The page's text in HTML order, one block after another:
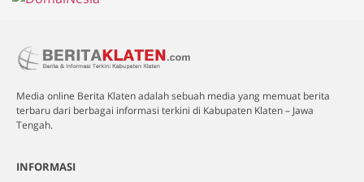
Media online Berita Klaten adalah sebuah media yang memuat berita
terbaru dari berbagai informasi terkini di Kabupaten Klaten – Jawa
Tengah.
INFORMASI